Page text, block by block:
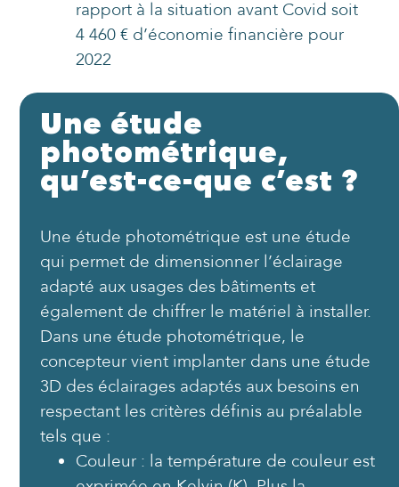
Une étude
photométrique,
qu’est-ce-que c’est ?
Une étude photométrique est une étude
qui permet de dimensionner l’éclairage
adapté aux usages des bâtiments et
également de chiffrer le matériel à installer.
Dans une étude photométrique, le
concepteur vient implanter dans une étude
3D des éclairages adaptés aux besoins en
respectant les critères définis au préalable
tels que :
Couleur : la température de couleur est
rapport à la situation avant Covid soit
4 460 € d’économie financière pour
2022